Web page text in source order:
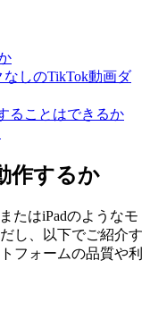
しのTikTok動画ダ
ることはできるか
作するか
たはiPadのようなモ
し、以下でご紹介す
フォームの品質や利